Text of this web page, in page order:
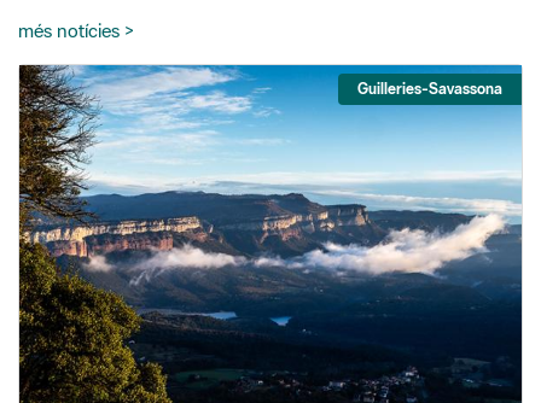
més notícies >
Guilleries-Savassona